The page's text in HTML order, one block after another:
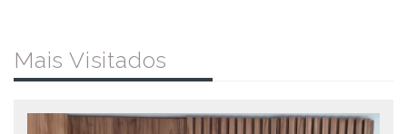
Mais Visitados